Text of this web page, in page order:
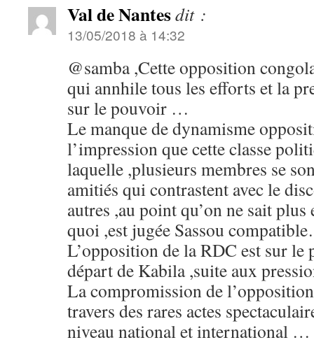
Val de Nantesdit :
13/05/2018 à 14:32
@samba ,Cette opposition
qui annhile tous les efforts et la
sur le pouvoir …
Le manque de dynamisme
l’impression que cette classe
laquelle ,plusieurs membres se
amitiés qui contrastent avec le
autres ,au point qu’on ne sait
quoi ,est jugée Sassou
L’opposition de la RDC est sur le
départ de Kabila ,suite aux
La compromission de
travers des rares actes
niveau national et international …